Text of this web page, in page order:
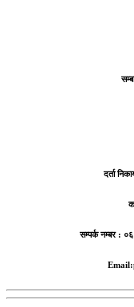
दर्ता
सम्पर्क नम्बर :